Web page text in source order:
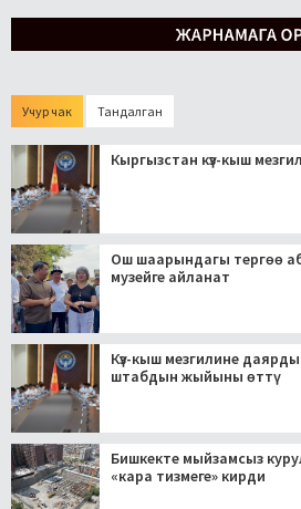
Учур чак Тандалган
Кыргызстан күз-кыш
Ош шаарындагы тергөө
музейге айланат
Күз-кыш мезгилине
штабдын жыйыны өттү
Бишкекте мыйзамсыз
«кара тизмеге» кирди